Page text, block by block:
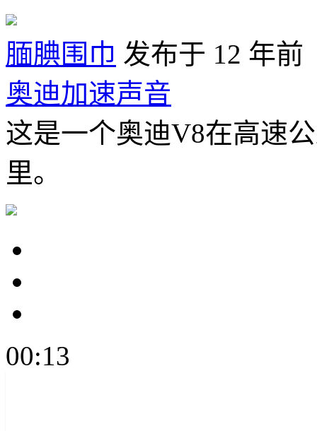
腼腆围巾 发布于 12 年前
奥迪加速声音
这是一个奥迪V8在高速
里。
00:13